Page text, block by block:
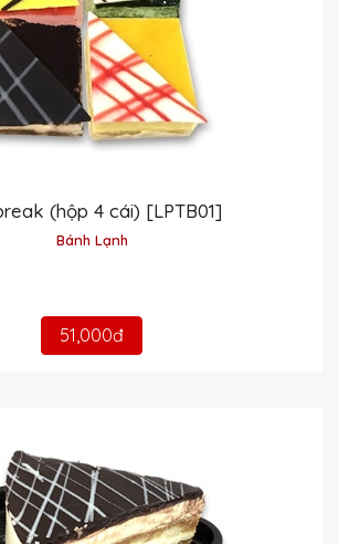
(hộp 4 cái) [LPTB01]
Bánh Lạnh
51,000đ